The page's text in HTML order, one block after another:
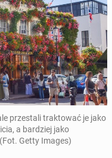
przestali traktować je jako
a bardziej jako
Getty Images)